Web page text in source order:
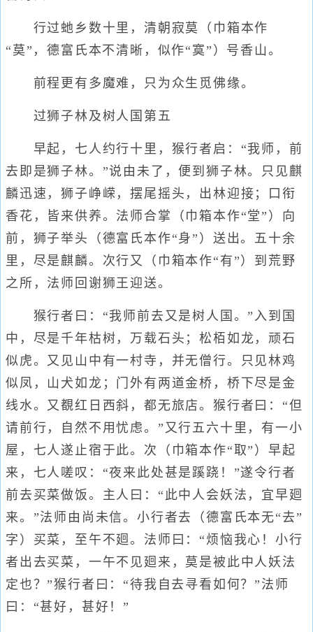
行过虵乡数十里，清朝寂莫（巾箱本作
“莫”，德富氏本不清晰，似作“寞”）号香山。
前程更有多魔难，只为众生觅佛缘。
过狮子林及树人国第五
早起，七人约行十里，猴行者启：“我师，前
去即是狮子林。”说由未了，便到狮子林。只见麒
麟迅速，狮子峥嵘，摆尾摇头，出林迎接；口衔
香花，皆来供养。法师合掌（巾箱本作“堂”）向
前，狮子举头（德富氏本作“身”）送出。五十余
里，尽是麒麟。次行又（巾箱本作“有”）到荒野
之所，法师回谢狮王迎送。
猴行者曰：“我师前去又是树人国。”入到国
中，尽是千年枯树，万载石头；松栢如龙，顽石
似虎。又见山中有一村寺，并无僧行。只见林鸡
似凤，山犬如龙；门外有两道金桥，桥下尽是金
线水。又覩红日西斜，都无旅店。猴行者曰：“但
请前行，自然不用忧虑。”又行五六十里，有一小
屋，七人遂止宿于此。次（巾箱本作“取”）早起
来，七人嗟叹：“夜来此处甚是蹊跷！”遂令行者
前去买菜做饭。主人曰：“此中人会妖法，宜早廻
来。”法师由尚未信。小行者去（德富氏本无“去”
字）买菜，至午不廻。法师曰：“烦恼我心！小行
者出去买菜，一午不见廻来，莫是被此中人妖法
定也？”猴行者曰：“待我自去寻看如何？”法师
曰：“甚好，甚好！”